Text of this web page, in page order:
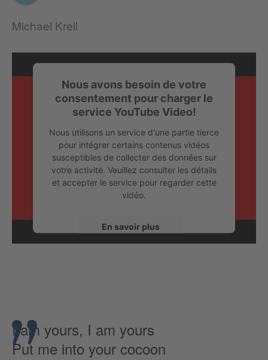
Michael Krell
Nous avons besoin de votre
consentement pour charger le
service YouTube Video!
Nous utilisons un service d'une partie tierce
pour intégrer certains contenus vidéos
susceptibles de collecter des données sur
votre activité. Veuillez consulter les détails
et accepter le service pour regarder cette
vidéo.
En savoir plus
© Fun in the Church
I am yours, I am yours
Put me into your cocoon